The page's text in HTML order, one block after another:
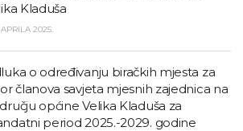
Kladuša
APRILA 2025.
o određivanju biračkih mjesta za
članova savjeta mjesnih zajednica na
općine Velika Kladuša za
period 2025.-2029. godine